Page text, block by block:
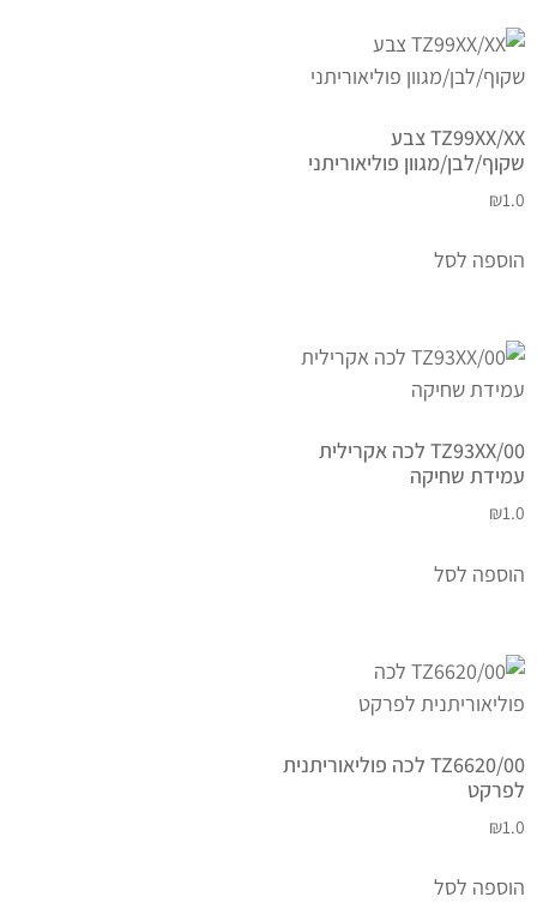
TZ99XX/XX צבע
שקוף/לבן/מגוון פוליאוריתני
₪1.0
הוספה לסל
TZ93XX/00 לכה אקרילית
עמידת שחיקה
₪1.0
הוספה לסל
TZ6620/00 לכה פוליאוריתנית
לפרקט
₪1.0
הוספה לסל